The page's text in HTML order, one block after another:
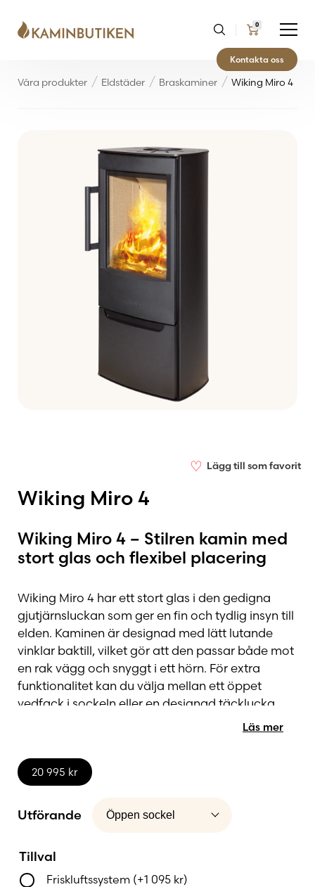
0
Kontakta oss
Våra produkter Eldstäder Braskaminer Wiking Miro 4
♡ Lägg till som favorit
Wiking Miro 4
20 995 kr
Wiking Miro 4 – Stilren kamin med
stort glas och flexibel placering
Wiking Miro 4 har ett stort glas i den gedigna
gjutjärnsluckan som ger en fin och tydlig insyn till
elden. Kaminen är designad med lätt lutande
vinklar baktill, vilket gör att den passar både mot
en rak vägg och snyggt i ett hörn. För extra
funktionalitet kan du välja mellan ett öppet
vedfack i sockeln eller en designad täcklucka,
vilket gör att kaminen enkelt anpassas efter din
Läs mer
Utförande
Tillval
Friskluftssystem (+1 095 kr)